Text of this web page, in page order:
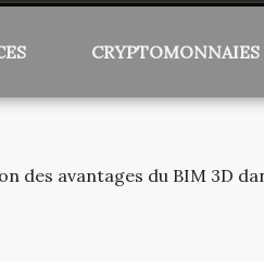
CRYPTOMONNAIES
des avantages du BIM 3D